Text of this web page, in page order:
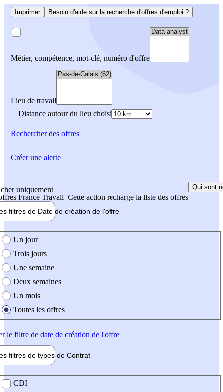
Imprimer Besoin d'aide sur la recherche d'offres d'emploi ?
Métier, compétence, mot-clé, numéro d'offre
Lieu de travail
Distance autour du lieu choisi
Rechercherdes offres
uniquement
France Travail Cette action recharge la liste des offres
Qui sont
filtres de Date de création de l'offre
création de l'offre
Un jour
Trois jours
Une semaine
Deux semaines
Un mois
Toutes les offres
le filtre de date de création de l'offre
filtres de types de Contrat
contrat
CDI
Créer une alerte